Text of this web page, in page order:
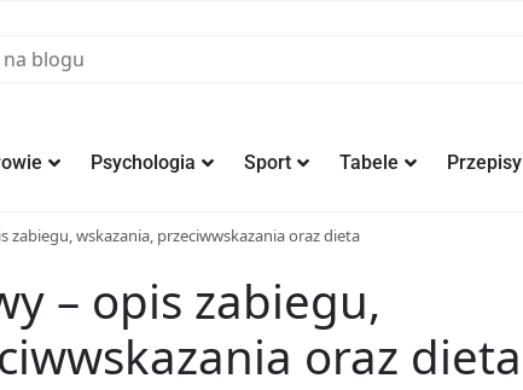
Psychologia Sport Tabele Przepisy
zabiegu, wskazania, przeciwwskazania oraz dieta
– opis zabiegu,
oraz dieta